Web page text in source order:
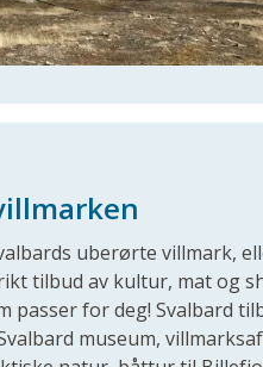
uberørte villmark,
tilbud av kultur, mat og
passer for deg! Svalbard
museum,